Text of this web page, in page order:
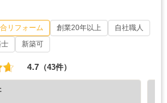
リフォーム 創業20年以上
自社職人
新築可
4.7 （43件）